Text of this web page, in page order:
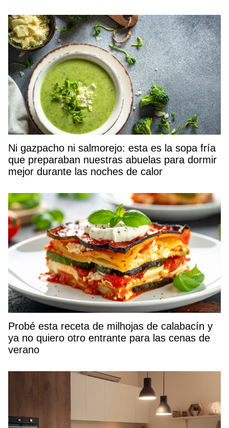
Ni gazpacho ni salmorejo: esta es la sopa fría
que preparaban nuestras abuelas para dormir
mejor durante las noches de calor
Probé esta receta de milhojas de calabacín y
ya no quiero otro entrante para las cenas de
verano